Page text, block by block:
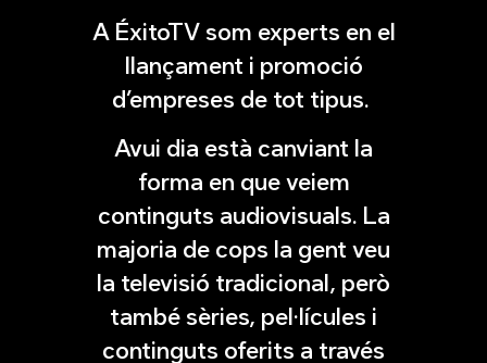
A ÉxitoTV som experts en el
llançament i promoció
d’empreses de tot tipus.
Avui dia està canviant la
forma en que veiem
continguts audiovisuals. La
majoria de cops la gent veu
la televisió tradicional, però
també sèries, pel·lícules i
continguts oferits a través